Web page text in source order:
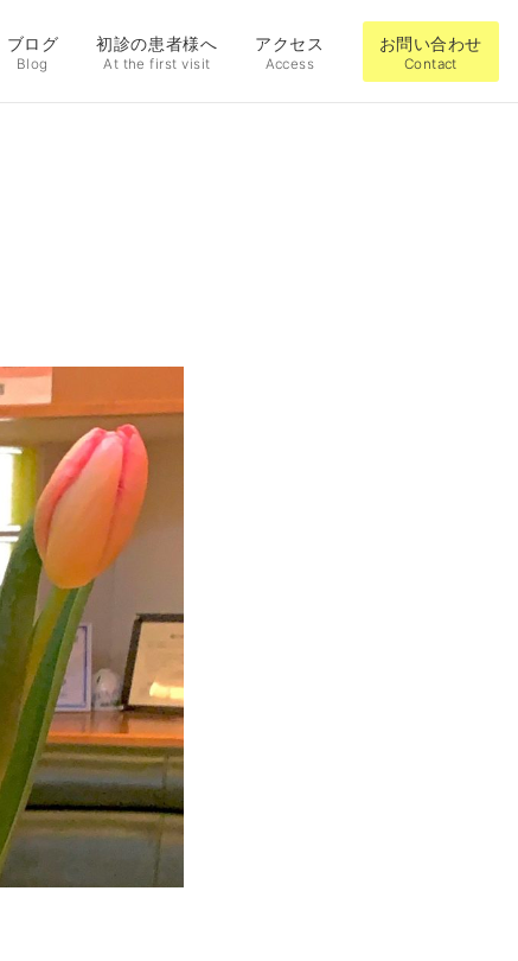
ブログ
Blog
初診の患者様へ
At the first visit
アクセス
Access
お問い合わせ
Contact